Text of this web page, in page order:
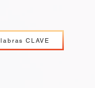
CLAVE